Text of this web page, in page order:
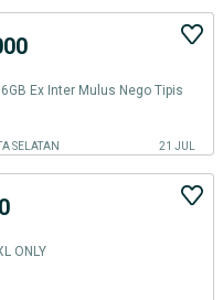
Ex Inter Mulus Nego Tipis
SELATAN 21 JUL
ONLY